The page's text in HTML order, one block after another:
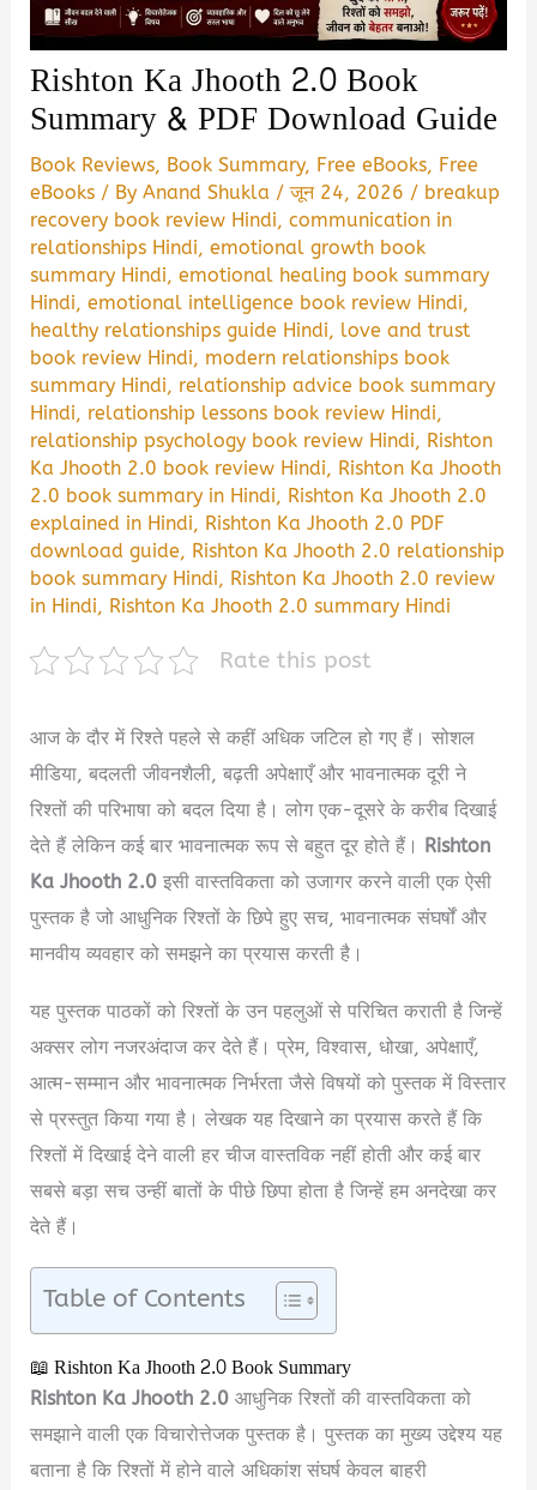
Rishton Ka Jhooth 2.0 Book
Summary & PDF Download Guide
Book Reviews, Book Summary, Free eBooks, Free
eBooks / ByAnand Shukla /जून 24, 2026 / breakup
recovery book review Hindi,communication in
relationships Hindi,emotional growth book
summary Hindi,emotional healing book summary
Hindi,emotional intelligence book review Hindi,
healthy relationships guide Hindi, love and trust
book review Hindi, modern relationships book
summary Hindi, relationship advice book summary
Hindi, relationship lessons book review Hindi,
relationship psychology book review Hindi, Rishton
Ka Jhooth 2.0 book review Hindi, Rishton Ka Jhooth
2.0 book summary in Hindi, Rishton Ka Jhooth 2.0
explained in Hindi, Rishton Ka Jhooth 2.0 PDF
download guide, Rishton Ka Jhooth 2.0 relationship
book summary Hindi, Rishton Ka Jhooth 2.0 review
in Hindi, Rishton Ka Jhooth 2.0 summary Hindi
Rate this post
आज के दौर में रिश्ते पहले से कहीं अधिक जटिल हो गए हैं। सोशल
मीडिया, बदलती जीवनशैली, बढ़ती अपेक्षाएँ और भावनात्मक दूरी ने
रिश्तों की परिभाषा को बदल दिया है। लोग एक-दूसरे के करीब दिखाई
देते हैं लेकिन कई बार भावनात्मक रूप से बहुत दूर होते हैं।
Rishton
Ka Jhooth 2.0 इसी वास्तविकता को उजागर करने वाली एक ऐसी
पुस्तक है जो आधुनिक रिश्तों के छिपे हुए सच, भावनात्मक संघर्षों और
मानवीय व्यवहार को समझने का प्रयास करती है।
यह पुस्तक पाठकों को रिश्तों के उन पहलुओं से परिचित कराती है जिन्हें
अक्सर लोग नजरअंदाज कर देते हैं। प्रेम, विश्वास, धोखा, अपेक्षाएँ,
आत्म-सम्मान और भावनात्मक निर्भरता जैसे विषयों को पुस्तक में विस्तार
से प्रस्तुत किया गया है। लेखक यह दिखाने का प्रयास करते हैं कि
रिश्तों में दिखाई देने वाली हर चीज वास्तविक नहीं होती और कई बार
सबसे बड़ा सच उन्हीं बातों के पीछे छिपा होता है जिन्हें हम अनदेखा कर
देते हैं।
Table of Contents
📖 Rishton Ka Jhooth 2.0 Book Summary
Rishton Ka Jhooth 2.0 आधुनिक रिश्तों की वास्तविकता को
समझाने वाली एक विचारोत्तेजक पुस्तक है। पुस्तक का मुख्य उद्देश्य यह
बताना है कि रिश्तों में होने वाले अधिकांश संघर्ष केवल बाहरी